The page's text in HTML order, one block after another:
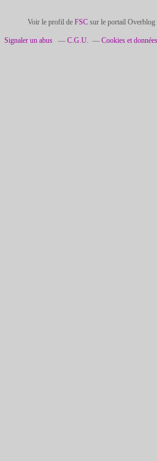
Voir le profil de FSCsur le portail Overblog
Signaler un abus C.G.U. Cookies et